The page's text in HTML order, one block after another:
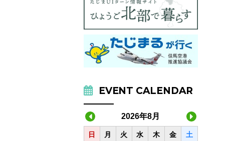
EVENT CALENDAR
2026年8月
日 月 火 水 木 金 土